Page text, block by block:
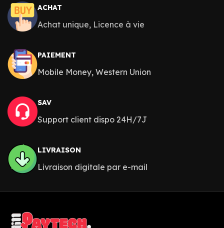
ACHAT
Achat unique, Licence à vie
PAIEMENT
Mobile Money, Western Union
SAV
Support client dispo 24H/7J
LIVRAISON
Livraison digitale par e-mail